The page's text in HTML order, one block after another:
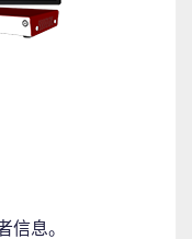
信息。